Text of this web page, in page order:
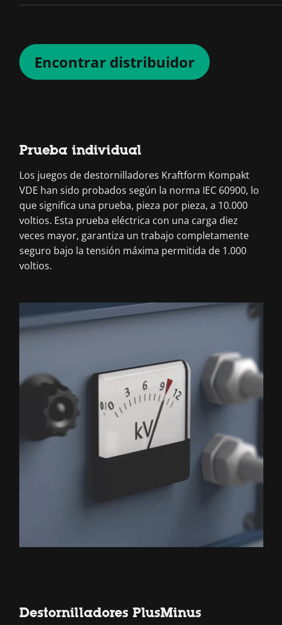
Encontrar distribuidor
Prueba individual
Los juegos de destornilladores Kraftform Kompakt
VDE han sido probados según la norma IEC 60900, lo
que significa una prueba, pieza por pieza, a 10.000
voltios. Esta prueba eléctrica con una carga diez
veces mayor, garantiza un trabajo completamente
seguro bajo la tensión máxima permitida de 1.000
voltios.
Destornilladores PlusMinus